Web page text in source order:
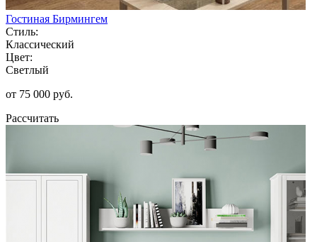
Гостиная Бирмингем
Стиль:
Классический
Цвет:
Светлый
от 75 000 руб.
Рассчитать